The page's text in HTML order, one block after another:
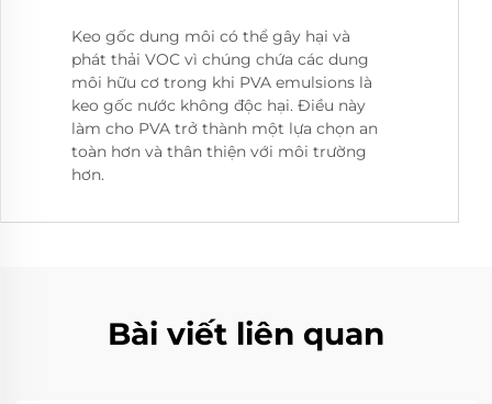
Keo gốc dung môi có thể gây hại và
phát thải VOC vì chúng chứa các dung
môi hữu cơ trong khi PVA emulsions là
keo gốc nước không độc hại. Điều này
làm cho PVA trở thành một lựa chọn an
toàn hơn và thân thiện với môi trường
hơn.
Bài viết liên quan